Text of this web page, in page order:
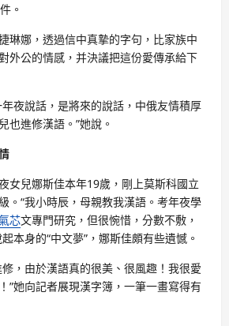
。
琳娜，透過信中真摯的字句，比家族中
外公的情感，并決議把這份愛傳承給下
夜說話，是將來的說話，中俄友情積厚
也進修漢語。”她說。
女兒娜斯佳本年19歲，剛上莫斯科國立
。“我小時辰，母親教我漢語。考年夜學
芯文專門研究，但很惋惜，分數不敷，
本身的“中文夢”，娜斯佳頗有些遺憾。
，由於漢語真的很美、很風趣！我很愛
”她向記者展現漢字簿，一筆一畫寫得有